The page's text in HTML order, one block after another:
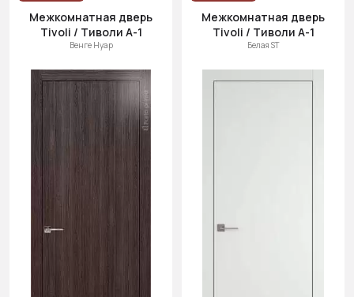
Межкомнатная дверь
Tivoli / Тиволи А-1
Венге Нуар
Межкомнатная дверь
Tivoli / Тиволи А-1
Белая ST